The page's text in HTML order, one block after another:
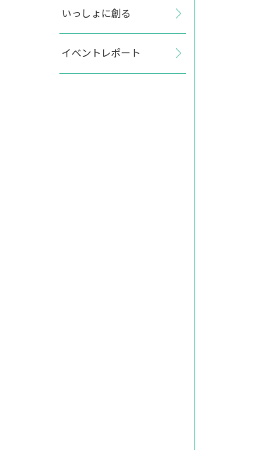
いっしょに創る
イベントレポート